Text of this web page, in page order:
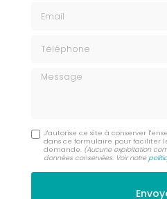
Message
J'autorise ce site à conserver
dans ce formulaire pour faciliter
demande. (Aucune exploitation
données conservées. Voir notre